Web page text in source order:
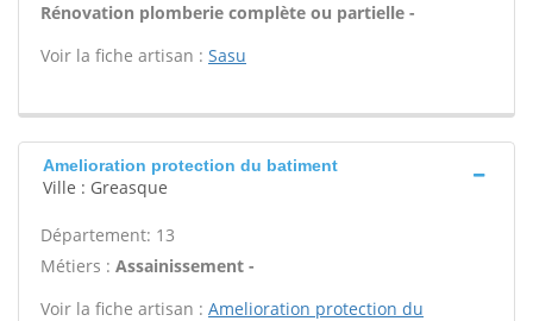
Rénovation plomberie complète ou partielle -
Voir la fiche artisan : Sasu
Amelioration protection du batiment
Ville : Greasque
Département: 13
Métiers : Assainissement -
Voir la fiche artisan : Amelioration protection du